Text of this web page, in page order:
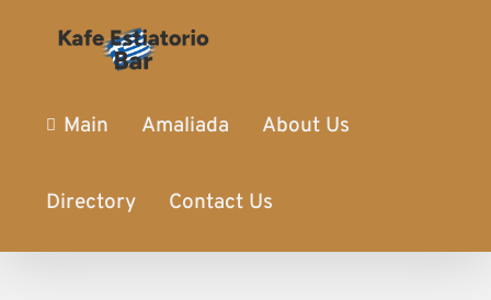
Main Amaliada About Us
Directory Contact Us